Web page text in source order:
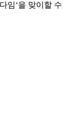
임‘을 맞이할 수